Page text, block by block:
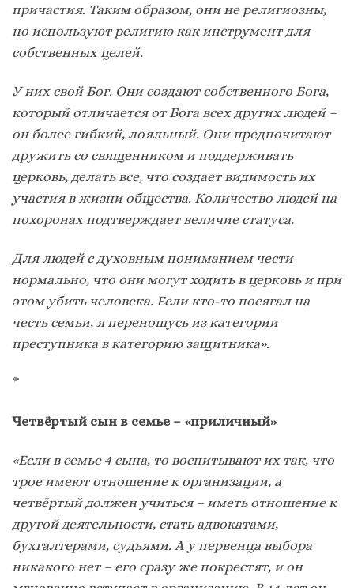
причастия. Таким образом, они не религиозны,
но используют религию как инструмент для
собственных целей.
У них свой Бог. Они создают собственного Бога,
который отличается от Бога всех других людей –
он более гибкий, лояльный. Они предпочитают
дружить со священником и поддерживать
церковь, делать все, что создает видимость их
участия в жизни общества. Количество людей на
похоронах подтверждает величие статуса.
Для людей с духовным пониманием чести
нормально, что они могут ходить в церковь и при
этом убить человека. Если кто-то посягал на
честь семьи, я переношусь из категории
преступника в категорию защитника».
*
Четвёртый сын в семье – «приличный»
«Если в семье 4 сына, то воспитывают их так, что
трое имеют отношение к организации, а
четвёртый должен учиться – иметь отношение к
другой деятельности, стать адвокатами,
бухгалтерами, судьями. А у первенца выбора
никакого нет – его сразу же покрестят, и он